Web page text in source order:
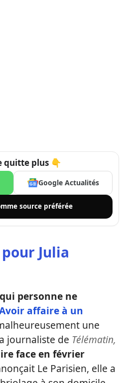
quitte plus 👇
Google Actualités
source préférée
Julia
personne ne
affaire à un
une
journaliste de Télématin,
face en février
Le Parisien, elle a